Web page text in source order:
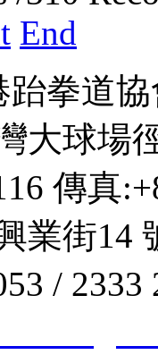
End
拳道
大球場
傳真
業街14
/